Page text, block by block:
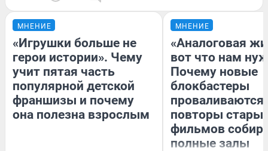
МНЕНИЕ
«Игрушки больше не
герои истории». Чему
учит пятая часть
популярной детской
франшизы и почему
она полезна взрослым
МНЕНИЕ
«Аналоговая
вот что нам
Почему новые
блокбастеры
повторы
фильмов
полные залы